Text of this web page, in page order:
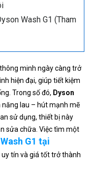
Wash G1 (Tham
minh ngày càng trở
hiện đại, giúp tiết kiệm
Trong số đó, Dyson
năng lau – hút mạnh mẽ
sử dụng, thiết bị này
sửa chữa. Việc tìm một
G1 tại
tín và giá tốt trở thành